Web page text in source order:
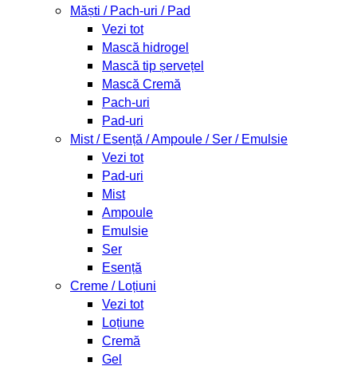
Măști / Pach-uri / Pad
Vezi tot
Mască hidrogel
Mască tip șervețel
Mască Cremă
Pach-uri
Pad-uri
Mist / Esență / Ampoule / Ser / Emulsie
Vezi tot
Pad-uri
Mist
Ampoule
Emulsie
Ser
Esență
Creme / Loțiuni
Vezi tot
Loțiune
Cremă
Gel